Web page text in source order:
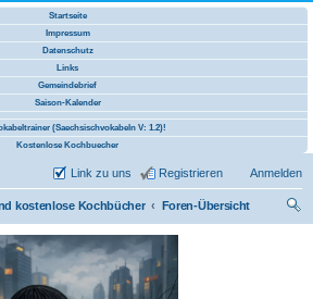
Startseite
Impressum
Datenschutz
Links
Gemeindebrief
Saison-Kalender
(Saechsischvokabeln V: 1.2)!
Kostenlose Kochbuecher
Anmelden
Registrieren
Link zu uns
kostenlose Kochbücher
Foren-Übersicht